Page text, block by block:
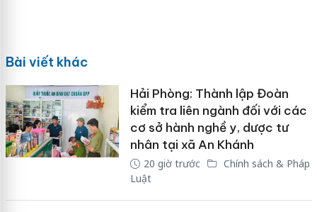
Bài viết khác
Hải Phòng: Thành lập Đoàn
kiểm tra liên ngành đối với các
cơ sở hành nghề y, dược tư
nhân tại xã An Khánh
20 giờ trước
Chính sách & Pháp
Luật